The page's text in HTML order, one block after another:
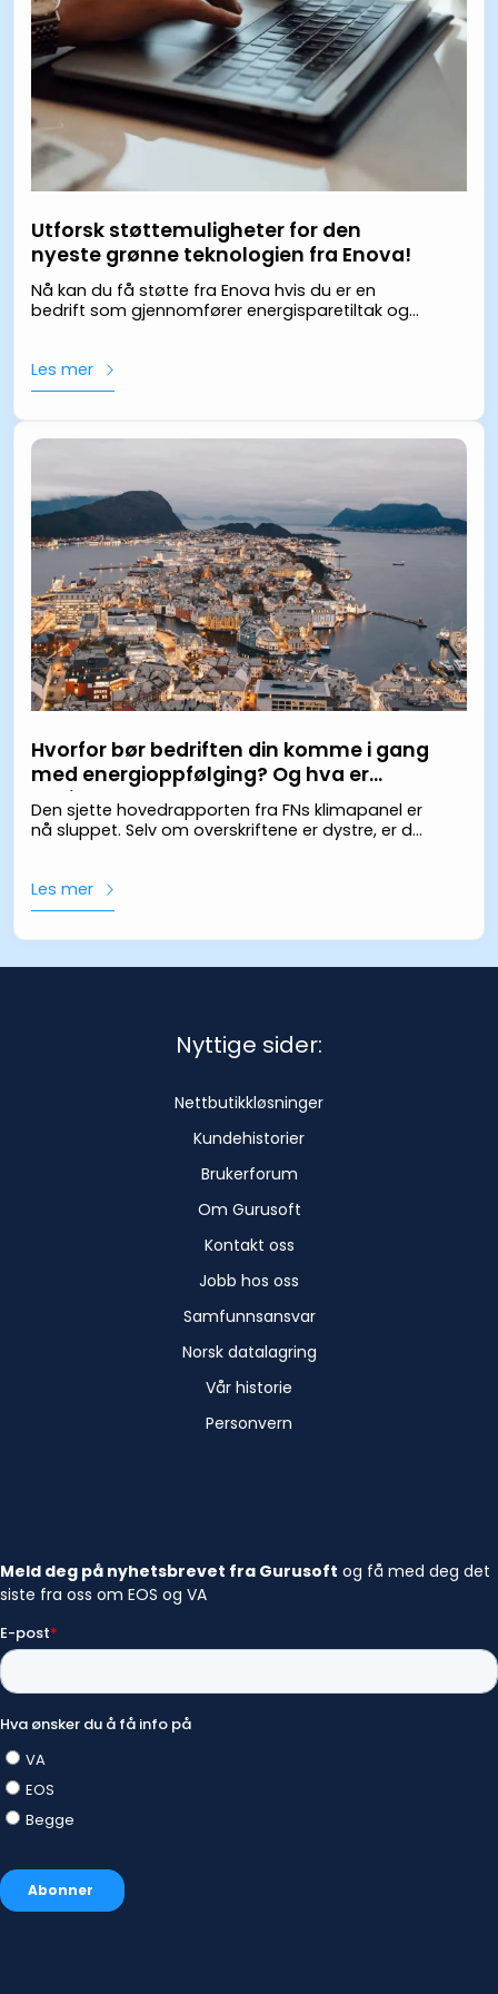
Hvorfor bør bedriften din komme i gang
med energioppfølging? Og hva er
gevinstene?
Den sjette hovedrapporten fra FNs klimapanel er
nå sluppet. Selv om overskriftene er dystre, er det
og bedrifter, som må iverksette tiltak for å bidra i
vår felles klimakamp. Men hva kan man egentlig
Les mer
Utforsk støttemuligheter for den
nyeste grønne teknologien fra Enova!
Nå kan du få støtte fra Enova hvis du er en
bedrift som gjennomfører energisparetiltak og
Les mer
Nyttige sider:
Nettbutikkløsninger
Kundehistorier
Brukerforum
Om Gurusoft
Kontakt oss
Jobb hos oss
Samfunnsansvar
Norsk datalagring
Vår historie
Personvern